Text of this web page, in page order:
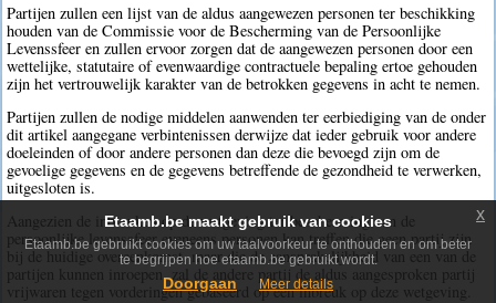
Partijen zullen een lijst van de aldus aangewezen personen ter beschikking
houden van de Commissie voor de Bescherming van de Persoonlijke
Levenssfeer en zullen ervoor zorgen dat de aangewezen personen door een
wettelijke, statutaire of evenwaardige contractuele bepaling ertoe gehouden
zijn het vertrouwelijk karakter van de betrokken gegevens in acht te nemen.
Partijen zullen de nodige middelen aanwenden ter eerbiediging van de onder
dit artikel aangegane verbintenissen derwijze dat ieder gebruik voor andere
doeleinden of door andere personen dan deze die bevoegd zijn om de
gevoelige gegevens en de gegevens betreffende de gezondheid te verwerken,
uitgesloten is.
Aangezien de inbreuken op de wetgeving ter bescherming van de
persoonlijke levenssfeer eveneens personen kan treffen die geen partij zijn
bij de huidige overeenkomst, maar die de aansprakelijkheid van een van de
partijen kunnen inroepen, zal de andere partij de aldus aangesproken partij
vrijwaren tegen vorderingen gebaseerd op een inbreuk op deze wetgeving.
Etaamb.be maakt gebruik van cookies
Etaamb.be gebruikt cookies om uw taalvoorkeur te onthouden en om beter
te begrijpen hoe etaamb.be gebruikt wordt.
Doorgaan Meer details
x